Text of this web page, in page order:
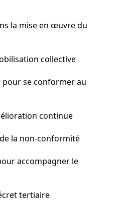
la mise en œuvre du
collective
se conformer au
continue
la non-conformité
accompagner le
tertiaire